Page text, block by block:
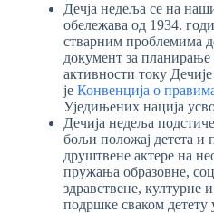
Дечја недеља се на
обележава од 1934.
стварним проблемима
документ за планирање
активности току
је Конвенција о
Уједињених нација
Дечија недеља подстиче
бољи положај детета и
друштвене актере на
пружања образовне,
здравствене, културне
подршке сваком